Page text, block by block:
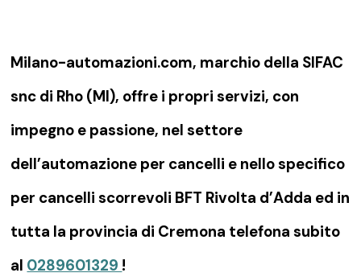
Milano-automazioni.com, marchio della SIFAC
snc di Rho (MI), offre i propri servizi, con
impegno e passione, nel settore
dell’automazione per cancelli e nello specifico
per cancelli scorrevoli BFT Rivolta d’Adda ed in
tutta la provincia di Cremona telefona subito
al 0289601329 !